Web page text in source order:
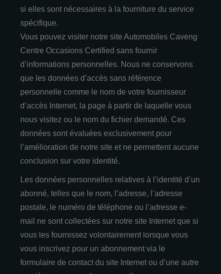
si elles sont nécessaires à la fourniture du service
spécifique.
Vous pouvez visiter notre site Automobiles Caveng
Centre Occasions Certified sans fournir
d’informations personnelles. Nous ne conservons
que les données d’accès sans référence
personnelle comme le nom de votre fournisseur
d’accès Internet, la page à partir de laquelle vous
nous visitez ou le nom du fichier demandé. Ces
données sont évaluées exclusivement pour
l’amélioration de notre site et ne permettent aucune
conclusion sur votre identité.
Les données personnelles relatives à l’identité d’un
abonné, telles que le nom, l’adresse, l’adresse
postale, le numéro de téléphone ou l’adresse e-
mail ne sont collectées sur notre site Internet que si
vous les fournissez volontairement lorsque vous
vous inscrivez pour un abonnement via le
formulaire de contact du site Internet ou d’une autre